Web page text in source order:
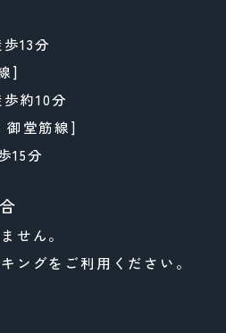
13分
]
約10分
御堂筋線]
15分
せん。
ングをご利用ください。